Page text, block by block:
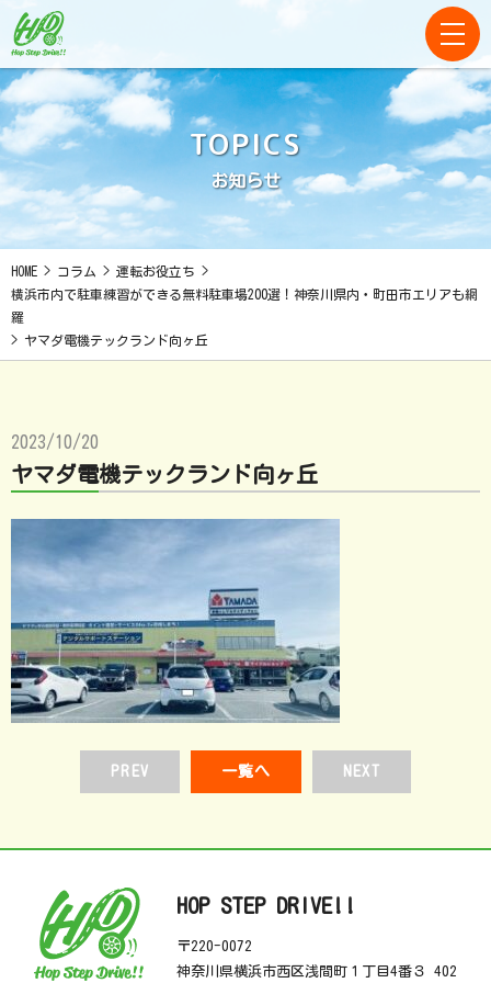
TOPICS
お知らせ
HOME > コラム > 運転お役立ち >
横浜市内で駐車練習ができる無料駐車場200選！神奈川県内・町田市エリアも網
羅
> ヤマダ電機テックランド向ヶ丘
2023/10/20
ヤマダ電機テックランド向ヶ丘
PREV 一覧へ NEXT
HOP STEP DRIVE!!
〒220-0072
神奈川県横浜市西区浅間町１丁目4番３ 402